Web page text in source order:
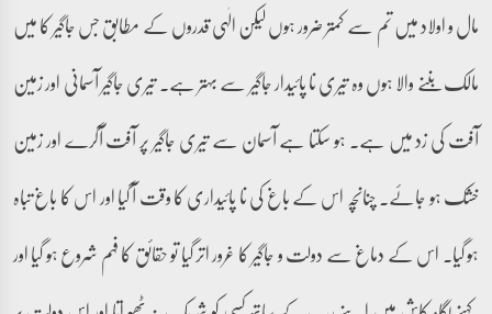
مال و اولاد میں تم سے کمتر ضرور ہوں لیکن الٰہی قدروں کے مطابق جس جاگیر کا میں
مالک بننے والا ہوں وہ تیری نا پائیدار جاگیر سے بہتر ہے۔ تیری جاگیر آسمانی اور زمین
آفت کی زد میں ہے۔ ہو سکتا ہے آسمان سے تیری جاگیر پر آفت آگرے اور زمین
خشک ہو جائے۔ چنانچہ اس کے باغ کی نا پائیداری کا وقت آ گیا اور اس کا باغ تباہ
ہو گیا۔ اس کے دماغ سے دولت و جاگیر کا غرور اتر گیا تو حقائق کا فہم شروع ہو گیا اور